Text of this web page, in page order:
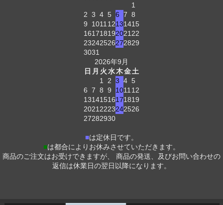
1
2 3 4 5 6 7 8
9
1011 12131415
161718192021 22
23242526272829
3031
2026年9月
日 月 火水木金土
1
2 3 4 5
6 7 8 9 1011 12
13141516171819
2021 2223242526
27282930
■は定休日です。
■は都合によりお休みさせていただきます。
商品のご注文はお受けできますが、 商品の発送、及びお問い合わせの
返信は休業日の翌日以降になります。